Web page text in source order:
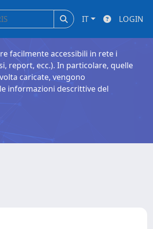
IT LOGIN
facilmente accessibili in rete i
report, ecc.). In particolare, quelle
caricate, vengono
informazioni descrittive del